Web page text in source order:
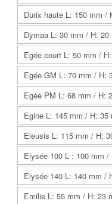
Durix haute L: 150 mm /
Dymaa L: 30 mm / H: 20
Egée court L: 50 mm /
Egée GM L: 70 mm / H:
Egée PM L: 68 mm / H:
Egine L: 145 mm / H: 35
Eleusis L: 115 mm / H:
Elysée 100 L : 100 mm /
Elysée 140 L: 140 mm /
Emilie L: 55 mm / H: 23